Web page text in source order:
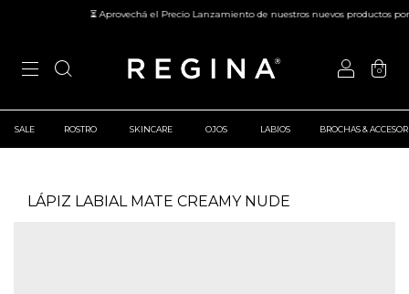
⏳ Aprovechá el Precio Lanzamiento de nuestros nuevos productos
0
SALE ROSTRO SKINCARE OJOS LABIOS BROCHAS &
LÁPIZ LABIAL MATE CREAMY NUDE